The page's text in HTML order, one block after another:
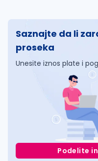
Saznajte da li
proseka
Unesite iznos plate i
Podelite